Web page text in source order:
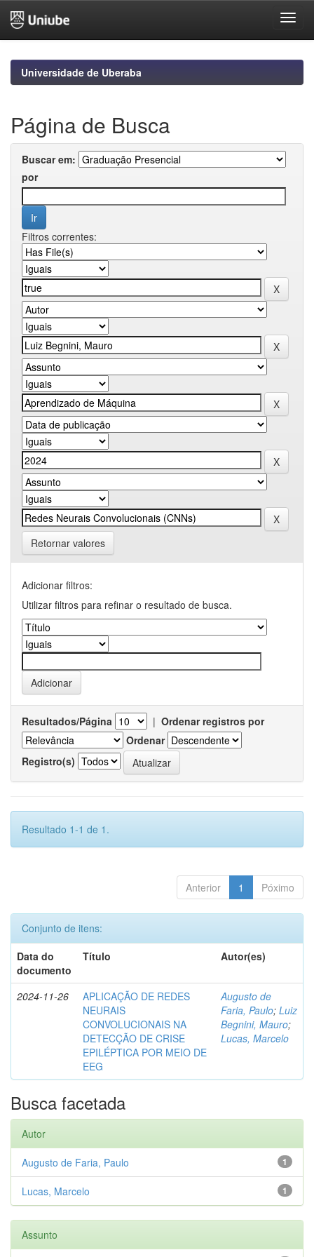
navigationUniversidade de Uberaba
Página de Busca
Buscar em:
por
Filtros correntes:
Retornar valores
Adicionar filtros:
Utilizar filtros para refinar o resultado de busca.
Resultados/Página | Ordenar registros por
Ordenar
Registro(s)
Resultado 1-1 de 1.
Anterior 1 Póximo
Conjunto de itens:
Data do
documento
Título Autor(es)
2024-11-26
APLICAÇÃO DE REDES
NEURAIS
CONVOLUCIONAIS NA
DETECÇÃO DE CRISE
EPILÉPTICA POR MEIO DE
EEG
Augusto de
Faria, Paulo; Luiz
Begnini, Mauro;
Lucas, Marcelo
Busca facetada
Autor
1
Augusto de Faria, Paulo
1
Lucas, Marcelo
Assunto